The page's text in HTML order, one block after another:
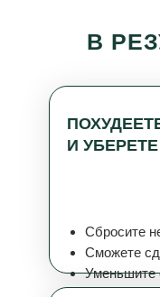
В
И
Сбросите
Сможете
Уменьшите